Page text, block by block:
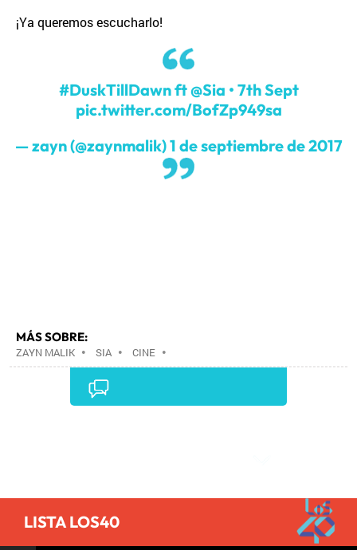
¡Ya queremos escucharlo!
#DuskTillDawnft@Sia • 7th Sept
pic.twitter.com/BofZp949sa
— zayn (@zaynmalik)1 de septiembre de 2017
MÁS SOBRE:
ZAYN MALIK • SIA • CINE •
LISTA LOS40